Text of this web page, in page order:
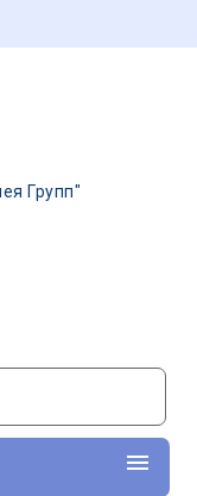
Групп"